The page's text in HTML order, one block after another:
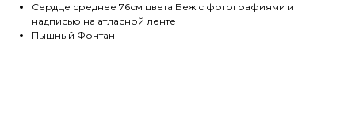
Сердце среднее 76см цвета Беж с фотографиями и
надписью на атласной ленте
Пышный Фонтан